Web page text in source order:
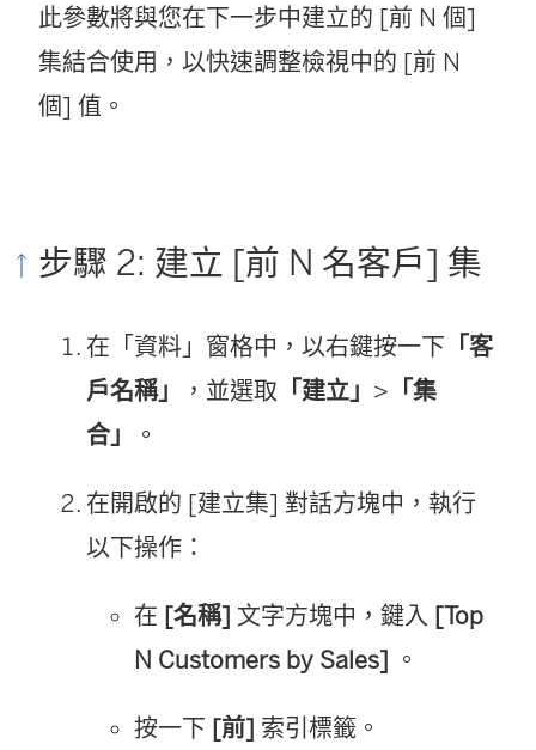
此參數將與您在下一步中建立的 [前 N 個]
集結合使用，以快速調整檢視中的 [前 N
個] 值。
步驟 2: 建立 [前 N 名客戶] 集
在「資料」窗格中，以右鍵按一下 「客
戶名稱」
，並選取 「建立」 > 「集
合」
。
在開啟的 [建立集] 對話方塊中，執行
以下操作：
在 [名稱] 文字方塊中，鍵入 [Top
N Customers by Sales] 。
按一下 [前] 索引標籤。